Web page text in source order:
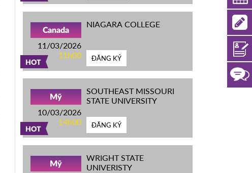
HOT
Canada
11/03/2026
11h00
NIAGARA COLLEGE
ĐĂNG KÝ
HOT
Mỹ
10/03/2026
14h00
SOUTHEAST MISSOURI
STATE UNIVERSITY
ĐĂNG KÝ
Mỹ
WRIGHT STATE
UNIVERISTY